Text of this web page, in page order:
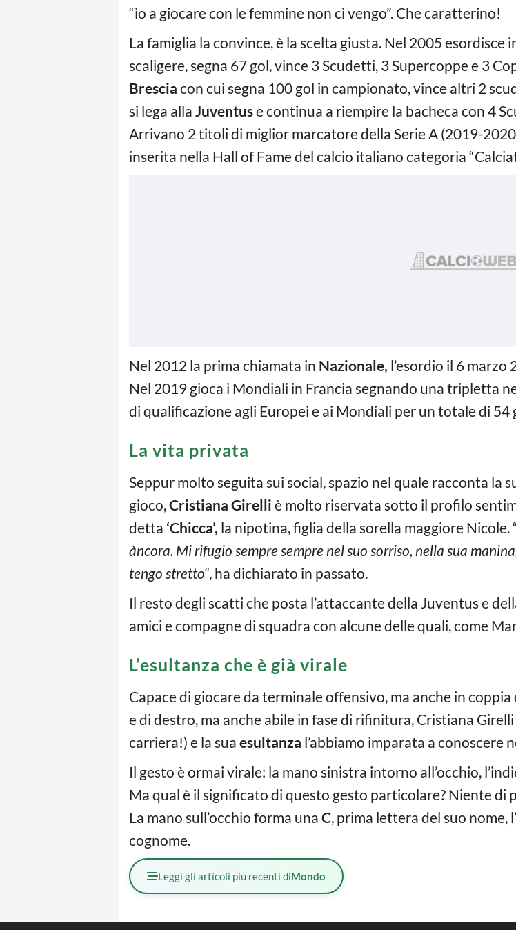
“io a giocare con le femmine non ci vengo”. Che caratterino!
La famiglia la convince, è la scelta giusta. Nel 2005 esordisce
scaligere, segna 67 gol, vince 3 Scudetti, 3 Supercoppe e 3
Brescia con cui segna 100 gol in campionato, vince altri 2
si lega alla Juventuse continua a riempire la bacheca con 4
Arrivano 2 titoli di miglior marcatore della Serie A (2019-
inserita nella Hall of Fame del calcio italiano categoria
Nel 2012 la prima chiamata in Nazionale, l’esordio il 6
Nel 2019 gioca i Mondiali in Francia segnando una tripletta
di qualificazione agli Europei e ai Mondiali per un totale di 54
La vita privata
Seppur molto seguita sui social, spazio nel quale racconta la
gioco,Cristiana Girelli è molto riservata sotto il profilo
detta ‘Chicca’, la nipotina, figlia della sorella maggiore Nicole.
àncora. Mi rifugio sempre sempre nel suo sorriso, nella sua
tengo stretto“, ha dichiarato in passato.
Il resto degli scatti che posta l’attaccante della Juventus e
amici e compagne di squadra con alcune delle quali, come
L’esultanza che è già virale
Capace di giocare da terminale offensivo, ma anche in
e di destro, ma anche abile in fase di rifinitura, Cristiana
carriera!) e la sua esultanza l’abbiamo imparata a conoscere
Il gesto è ormai virale: la mano sinistra intorno all’occhio,
Ma qual è il significato di questo gesto particolare? Niente di
La mano sull’occhio forma una C, prima lettera del suo nome,
cognome.
Leggi gli articoli più recenti diMondo